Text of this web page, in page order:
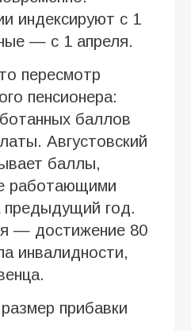
индексируют с 1
— с 1 апреля.
пересмотр
пенсионера:
баллов
Августовский
баллы,
работающими
предыдущий год.
— достижение 80
инвалидности,
прибавки